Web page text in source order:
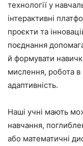
технології у
інтерактивні
проєкти та
поєднання
й формувати
мислення, робота в
адаптивність.
Наші учні мають
навчання,
або математичні